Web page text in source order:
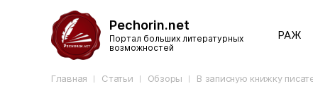
Pechorin.net
Портал больших литературных
возможностей
РАЖ
Главная Статьи Обзоры В записную книжку